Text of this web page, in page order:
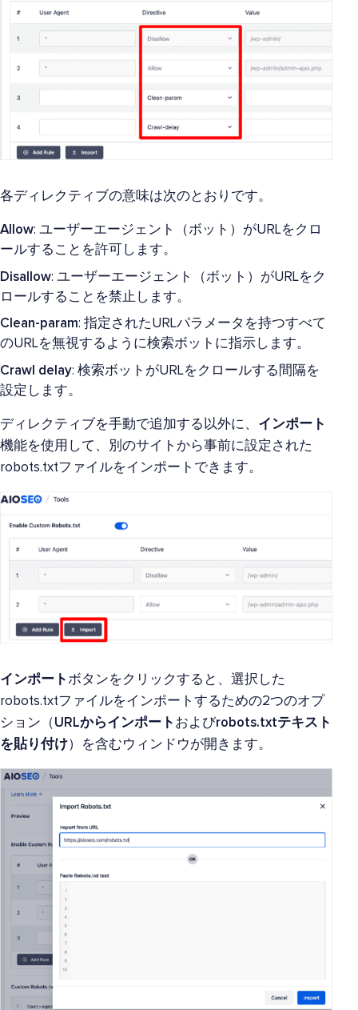
各ディレクティブの意味は次のとおりです。
Allow: ユーザーエージェント（ボット）がURLをクロ
ールすることを許可します。
Disallow: ユーザーエージェント（ボット）がURLをク
ロールすることを禁止します。
Clean-param: 指定されたURLパラメータを持つすべて
のURLを無視するように検索ボットに指示します。
Crawl delay: 検索ボットがURLをクロールする間隔を
設定します。
ディレクティブを手動で追加する以外に、 インポート
機能を使用して、別のサイトから事前に設定された
robots.txtファイルをインポートできます。
インポートボタンをクリックすると、選択した
robots.txtファイルをインポートするための2つのオプ
ション（ URLからインポート およびrobots.txtテキスト
を貼り付け）を含むウィンドウが開きます。